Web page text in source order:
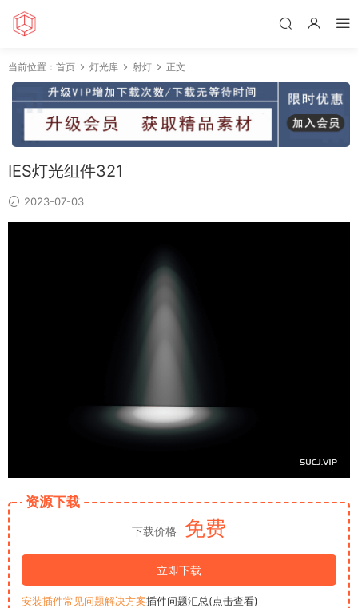
当前位置： 首页 灯光库 射灯 正文
IES灯光组件321
2023-07-03
资源下载
下载价格 免费
立即下载
安装插件常见问题解决方案插件问题汇总(点击查看)